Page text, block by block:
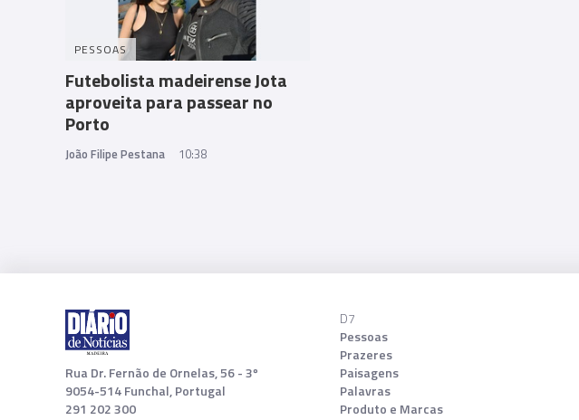
PESSOAS
Futebolista madeirense Jota
aproveita para passear no
Porto
João Filipe Pestana 10:38
Rua Dr. Fernão de Ornelas, 56 - 3º
9054-514 Funchal, Portugal
291 202 300
D7
Pessoas
Prazeres
Paisagens
Palavras
Produto e Marcas